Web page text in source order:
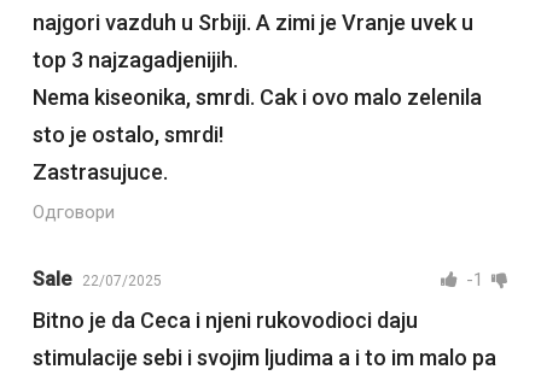
najgori vazduh u Srbiji. A zimi je Vranje uvek u
top 3 najzagadjenijih.
Nema kiseonika, smrdi. Cak i ovo malo zelenila
sto je ostalo, smrdi!
Zastrasujuce.
Одговори
Sale 22/07/2025 -1
Bitno je da Ceca i njeni rukovodioci daju
stimulacije sebi i svojim ljudima a i to im malo pa